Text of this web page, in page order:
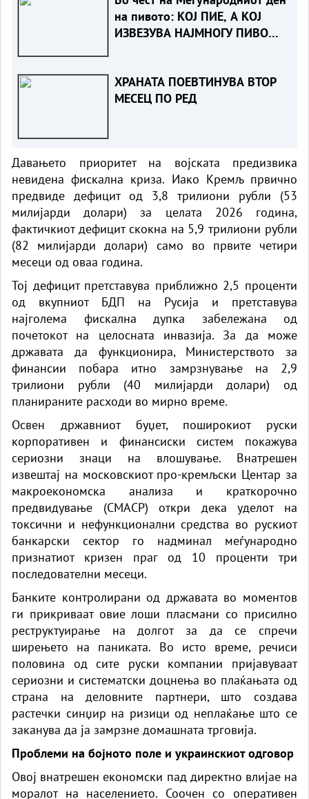
на пивото: КОЈ ПИЕ, А КОЈ
ИЗВЕЗУВА НАЈМНОГУ ПИВО
ХРАНАТА ПОЕВТИНУВА ВТОР
МЕСЕЦ ПО РЕД
Давањето приоритет на војската предизвика
невидена фискална криза. Иако Кремљ првично
предвиде дефицит од 3,8 трилиони рубли (53
милијарди долари) за целата 2026 година,
фактичкиот дефицит скокна на 5,9 трилиони рубли
(82 милијарди долари) само во првите четири
месеци од оваа година.
Тој дефицит претставува приближно 2,5 проценти
од вкупниот БДП на Русија и претставува
најголема фискална дупка забележана од
почетокот на целосната инвазија. За да може
државата да функционира, Министерството за
финансии побара итно замрзнување на 2,9
трилиони рубли (40 милијарди долари) од
планираните расходи во мирно време.
Освен државниот буџет, поширокиот руски
корпоративен и финансиски систем покажува
сериозни знаци на влошување. Внатрешен
извештај на московскиот про-кремљски Центар за
макроекономска анализа и краткорочно
предвидување (CMACP) откри дека уделот на
токсични и нефункционални средства во рускиот
банкарски сектор го надминал меѓународно
признатиот кризен праг од 10 проценти три
последователни месеци.
Банките контролирани од државата во моментов
ги прикриваат овие лоши пласмани со присилно
реструктуирање на долгот за да се спречи
ширењето на паниката. Во исто време, речиси
половина од сите руски компании пријавуваат
сериозни и систематски доцнења во плаќањата од
страна на деловните партнери, што создава
растечки синџир на ризици од неплаќање што се
заканува да ја замрзне домашната трговија.
Проблеми на бојното поле и украинскиот одговор
Овој внатрешен економски пад директно влијае на
моралот на населението. Соочен со оперативен